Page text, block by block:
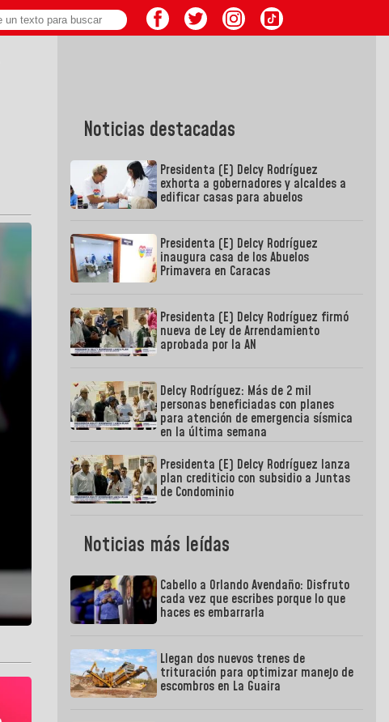
Noticias destacadas
Presidenta (E) Delcy Rodríguez
exhorta a gobernadores y alcaldes a
edificar casas para abuelos
Presidenta (E) Delcy Rodríguez
inaugura casa de los Abuelos
Primavera en Caracas
Presidenta (E) Delcy Rodríguez firmó
nueva de Ley de Arrendamiento
aprobada por la AN
Delcy Rodríguez: Más de 2 mil
personas beneficiadas con planes
para atención de emergencia sísmica
en la última semana
Presidenta (E) Delcy Rodríguez lanza
plan crediticio con subsidio a Juntas
de Condominio
Noticias más leídas
Cabello a Orlando Avendaño: Disfruto
cada vez que escribes porque lo que
haces es embarrarla
Llegan dos nuevos trenes de
trituración para optimizar manejo de
escombros en La Guaira